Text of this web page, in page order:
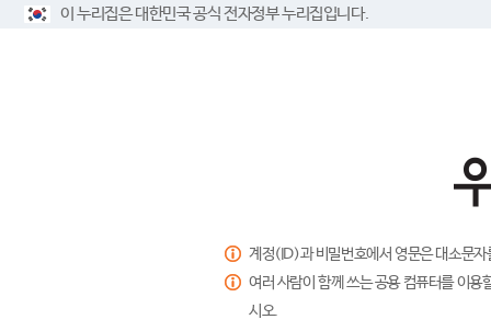
이 누리집은 대한민국 공식 전자정부 누리집입니다.
계정(ID)과 비밀번호에서 영문은 대소문
여러 사람이 함께 쓰는 공용 컴퓨터를 이
시오.